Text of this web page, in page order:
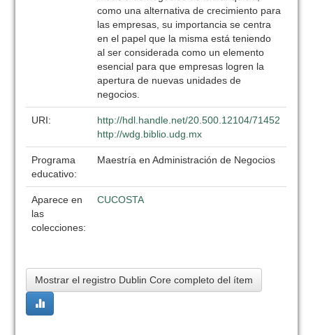
como una alternativa de crecimiento para
las empresas, su importancia se centra
en el papel que la misma está teniendo
al ser considerada como un elemento
esencial para que empresas logren la
apertura de nuevas unidades de
negocios.
URI:
http://hdl.handle.net/20.500.12104/71452
http://wdg.biblio.udg.mx
Programa
educativo:
Maestría en Administración de Negocios
Aparece en
las
colecciones:
CUCOSTA
Mostrar el registro Dublin Core completo del ítem